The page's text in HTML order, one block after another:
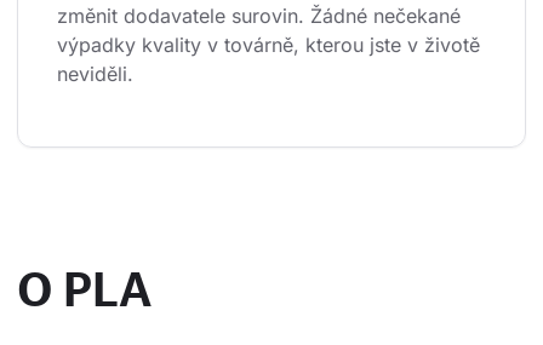
změnit dodavatele surovin. Žádné nečekané
výpadky kvality v továrně, kterou jste v životě
neviděli.
O PLA